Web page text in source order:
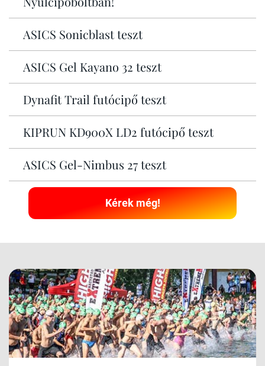
ASICS Sonicblast teszt
ASICS Gel Kayano 32 teszt
Dynafit Trail futócipő teszt
KIPRUN KD900X LD2 futócipő teszt
ASICS Gel-Nimbus 27 teszt
Kérek még!